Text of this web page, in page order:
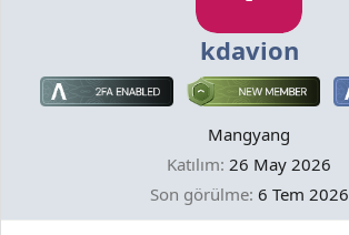
kdavion
Mangyang
Katılım 26 May 2026
Son görülme 6 Tem 2026